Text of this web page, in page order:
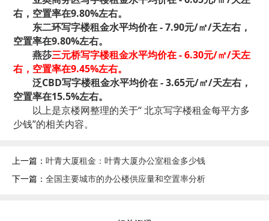
右，空置率在9.80%左右。
东二环写字楼租金水平均价在 - 7.90元/㎡/天左右，
空置率在9.80%左右。
燕莎三元桥写字楼租金水平均价在 - 6.30元/㎡/天左
右，空置率在9.45%左右。
泛CBD写字楼租金水平均价在 - 3.65元/㎡/天左右，
空置率在15.5%左右。
以上是京楼网整理的关于“ 北京写字楼租金每平方多
少钱”的相关内容。
上一篇： 叶青大厦租金：叶青大厦办公室租金多少钱
下一篇： 全国主要城市的办公楼供应量和空置率分析